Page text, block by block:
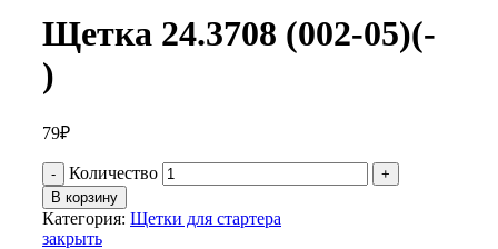
Щетка 24.3708 (002-05)(-
)
79₽
Количество
В корзину
Категория: Щетки для стартера
закрыть